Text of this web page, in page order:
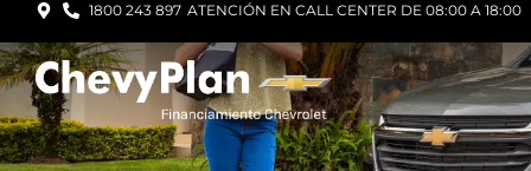
1800 243 897 ATENCIÓN EN CALL CENTER DE 08:00 A 18:00